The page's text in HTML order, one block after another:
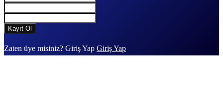
Zaten üye misiniz? Giriş Yap Giriş Yap